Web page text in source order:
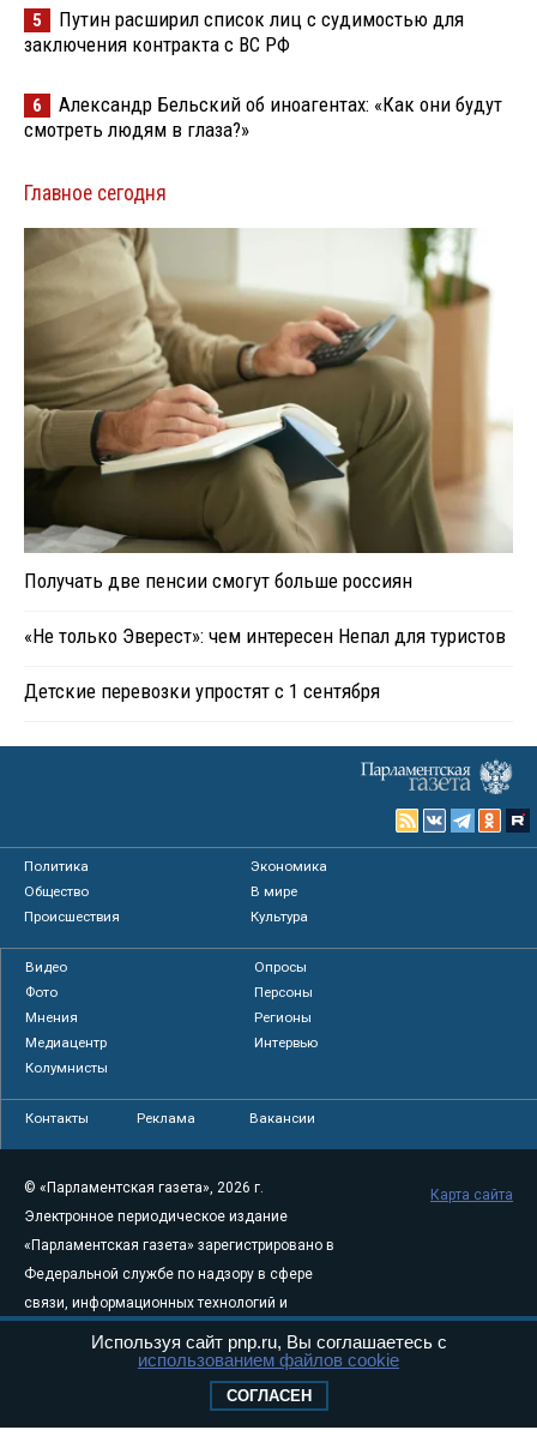
5
Путин расширил список лиц с судимостью для
заключения контракта с ВС РФ
6
Александр Бельский об иноагентах: «Как они будут
смотреть людям в глаза?»
Главное сегодня
Получать две пенсии смогут больше россиян
«Не только Эверест»: чем интересен Непал для туристов
Детские перевозки упростят с 1 сентября
Политика
Экономика
Общество
В мире
Происшествия
Культура
Видео
Опросы
Фото
Персоны
Мнения
Регионы
Медиацентр
Интервью
Колумнисты
Контакты Реклама Вакансии
© «Парламентская газета», 2026 г.
Электронное периодическое издание
«Парламентская газета» зарегистрировано в
Федеральной службе по надзору в сфере
связи, информационных технологий и
массовых коммуникаций (Роскомнадзор) 05
августа 2011 года. 18+
Свидетельство о регистрации Эл № ФС77-
Карта сайта
Используя сайт pnp.ru, Вы соглашаетесь с
использованием файлов cookie
СОГЛАСЕН